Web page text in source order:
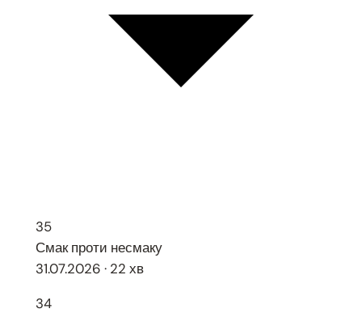
35
Смак проти несмаку
31.07.2026 · 22 хв
34